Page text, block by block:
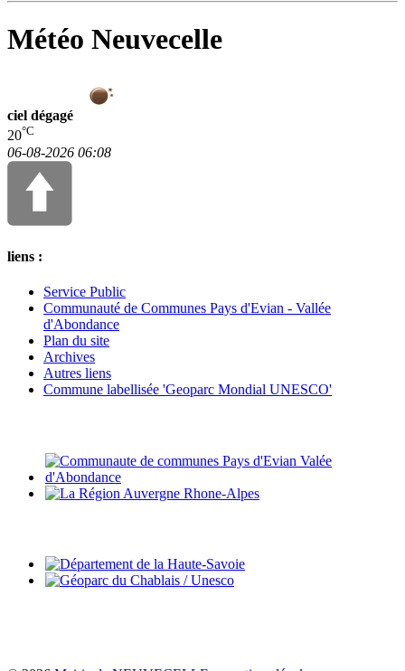
Météo Neuvecelle
ciel dégagé
20°C
06-08-2026 06:08
liens :
Service Public
Communauté de Communes Pays d'Evian - Vallée
d'Abondance
Plan du site
Archives
Autres liens
Commune labellisée 'Geoparc Mondial UNESCO'